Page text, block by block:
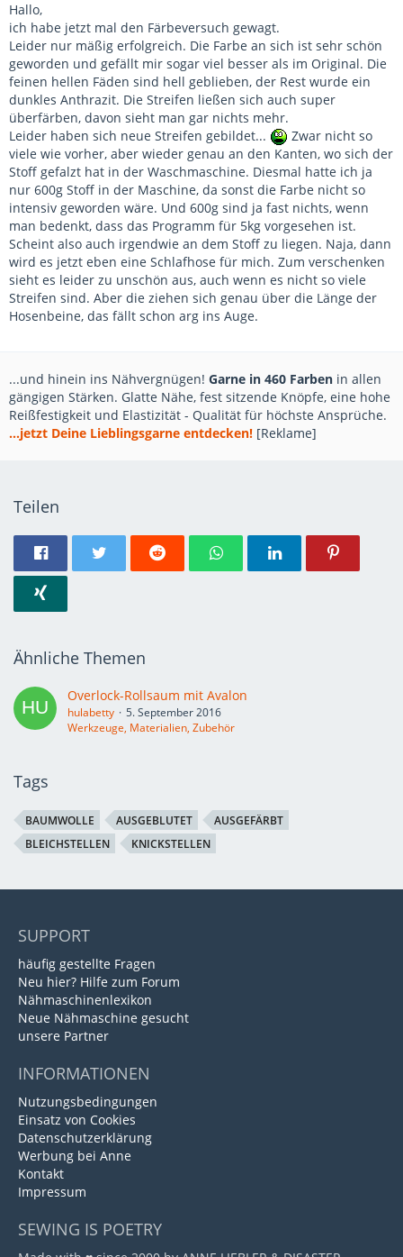
Hallo,
ich habe jetzt mal den Färbeversuch gewagt.
Leider nur mäßig erfolgreich. Die Farbe an sich ist sehr schön
geworden und gefällt mir sogar viel besser als im Original. Die
feinen hellen Fäden sind hell geblieben, der Rest wurde ein
dunkles Anthrazit. Die Streifen ließen sich auch super
überfärben, davon sieht man gar nichts mehr.
Leider haben sich neue Streifen gebildet...
Zwar nicht so
viele wie vorher, aber wieder genau an den Kanten, wo sich der
Stoff gefalzt hat in der Waschmaschine. Diesmal hatte ich ja
nur 600g Stoff in der Maschine, da sonst die Farbe nicht so
intensiv geworden wäre. Und 600g sind ja fast nichts, wenn
man bedenkt, dass das Programm für 5kg vorgesehen ist.
Scheint also auch irgendwie an dem Stoff zu liegen. Naja, dann
wird es jetzt eben eine Schlafhose für mich. Zum verschenken
sieht es leider zu unschön aus, auch wenn es nicht so viele
Streifen sind. Aber die ziehen sich genau über die Länge der
Hosenbeine, das fällt schon arg ins Auge.
...und hinein ins Nähvergnügen! Garne in 460 Farben in allen
gängigen Stärken. Glatte Nähe, fest sitzende Knöpfe, eine hohe
Reißfestigkeit und Elastizität - Qualität für höchste Ansprüche.
...jetzt Deine Lieblingsgarne entdecken! [Reklame]
Teilen
Ähnliche Themen
Overlock-Rollsaum mit Avalon
hulabetty
5. September 2016
Werkzeuge, Materialien, Zubehör
Tags
BAUMWOLLE AUSGEBLUTET
AUSGEFÄRBT
BLEICHSTELLEN
KNICKSTELLEN
SUPPORT
häufig gestellte Fragen
Neu hier? Hilfe zum Forum
Nähmaschinenlexikon
Neue Nähmaschine gesucht
unsere Partner
INFORMATIONEN
Nutzungsbedingungen
Einsatz von Cookies
Datenschutzerklärung
Werbung bei Anne
Kontakt
Impressum
SEWING IS POETRY